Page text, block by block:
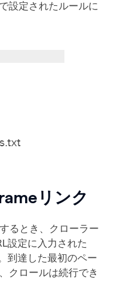
設定されたルールに
リンク
るとき、クローラー
設定に入力された
到達した最初のペー
クロールは続行でき